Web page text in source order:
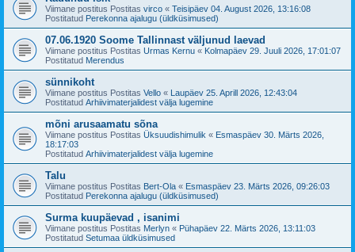
Viimane postitus Postitas virco « Teisipäev 04. August 2026, 13:16:08
Postitatud Perekonna ajalugu (üldküsimused)
07.06.1920 Soome Tallinnast väljunud laevad
Viimane postitus Postitas Urmas Kernu « Kolmapäev 29. Juuli 2026, 17:01:07
Postitatud Merendus
sünnikoht
Viimane postitus Postitas Vello « Laupäev 25. Aprill 2026, 12:43:04
Postitatud Arhiivimaterjalidest välja lugemine
mõni arusaamatu sõna
Viimane postitus Postitas Üksuudishimulik « Esmaspäev 30. Märts 2026,
18:17:03
Postitatud Arhiivimaterjalidest välja lugemine
Talu
Viimane postitus Postitas Bert-Ola « Esmaspäev 23. Märts 2026, 09:26:03
Postitatud Perekonna ajalugu (üldküsimused)
Surma kuupäevad , isanimi
Viimane postitus Postitas Merlyn « Pühapäev 22. Märts 2026, 13:11:03
Postitatud Setumaa üldküsimused